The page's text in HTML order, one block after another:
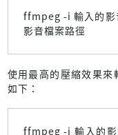
ffmpeg -i 輸入的影
影音檔案路徑
使用最高的壓縮效果
如下：
ffmpeg -i 輸入的